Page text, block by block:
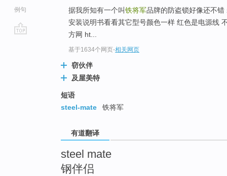
例句
据我所知有一个叫铁将军品牌的防盗锁好像还不错
安装说明书看看其它型号颜色一样 红色是电源线
方网 ht...
基于1634个网页-相关网页
窃伙伴
及屋美特
短语
steel-mate
铁将军
有道翻译
steel mate
钢伴侣